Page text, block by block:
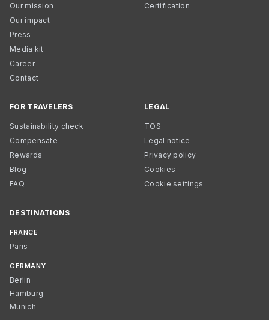
Our mission
Our impact
Press
Media kit
Career
Contact
Certification
FOR TRAVELERS
Sustainability check
Compensate
Rewards
Blog
FAQ
LEGAL
TOS
Legal notice
Privacy policy
Cookies
Cookie settings
DESTINATIONS
FRANCE
Paris
GERMANY
Berlin
Hamburg
Munich